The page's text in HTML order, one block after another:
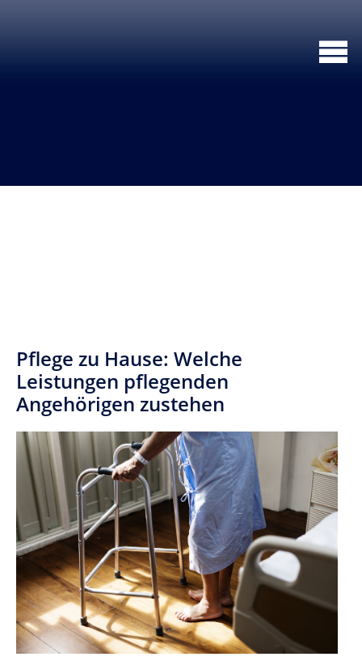
Pflege zu Hause: Welche
Leistungen pflegenden
Angehörigen zustehen